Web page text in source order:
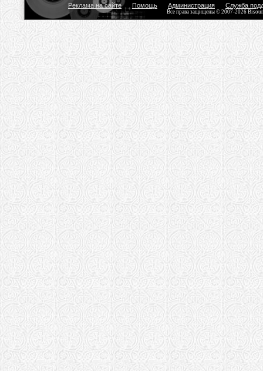
Реклама на сайте Помощь Администрация Служба
Все права защищены © 2007-2026